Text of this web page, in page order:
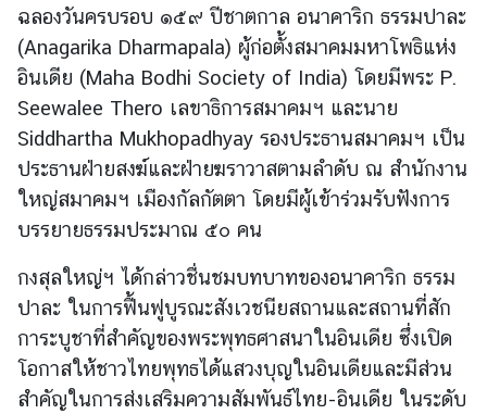
ร
ะ
เ
ท
ศ
น
โ
ย
า
ย
ก
า
ร
ฉลองวันครบรอบ ๑๕๙ ปีชาตกาล อนาคาริก ธรรมปาละ
(Anagarika Dharmapala) ผู้ก่อตั้งสมาคมมหาโพธิแห่ง
อินเดีย (Maha Bodhi Society of India) โดยมีพระ P.
Seewalee Thero เลขาธิการสมาคมฯ และนาย
Siddhartha Mukhopadhyay รองประธานสมาคมฯ เป็น
ประธานฝ่ายสงฆ์และฝ่ายฆราวาสตามลำดับ ณ สำนักงาน
ใหญ่สมาคมฯ เมืองกัลกัตตา โดยมีผู้เข้าร่วมรับฟังการ
บรรยายธรรมประมาณ ๕๐ คน
กงสุลใหญ่ฯ ได้กล่าวชื่นชมบทบาทของอนาคาริก ธรรม
ปาละ ในการฟื้นฟูบูรณะสังเวชนียสถานและสถานที่สัก
การะบูชาที่สำคัญของพระพุทธศาสนาในอินเดีย ซึ่งเปิด
โอกาสให้ชาวไทยพุทธได้แสวงบุญในอินเดียและมีส่วน
สำคัญในการส่งเสริมความสัมพันธ์ไทย-อินเดีย ในระดับ